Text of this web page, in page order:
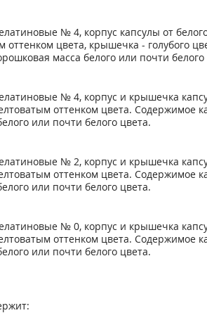
№ 4, корпус капсулы от
оттенком цвета, крышечка - голубого
масса белого или почти белого
№ 4, корпус и крышечка
оттенком цвета. Содержимое
или почти белого цвета.
№ 2, корпус и крышечка
оттенком цвета. Содержимое
или почти белого цвета.
№ 0, корпус и крышечка
оттенком цвета. Содержимое
или почти белого цвета.